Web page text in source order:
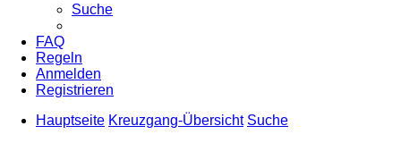
Suche
FAQ
Regeln
Anmelden
Registrieren
Hauptseite Kreuzgang-Übersicht Suche